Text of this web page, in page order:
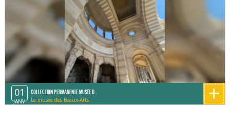
01
JANV
Collection permanente Musée d...
Le musée des Beaux-Arts +